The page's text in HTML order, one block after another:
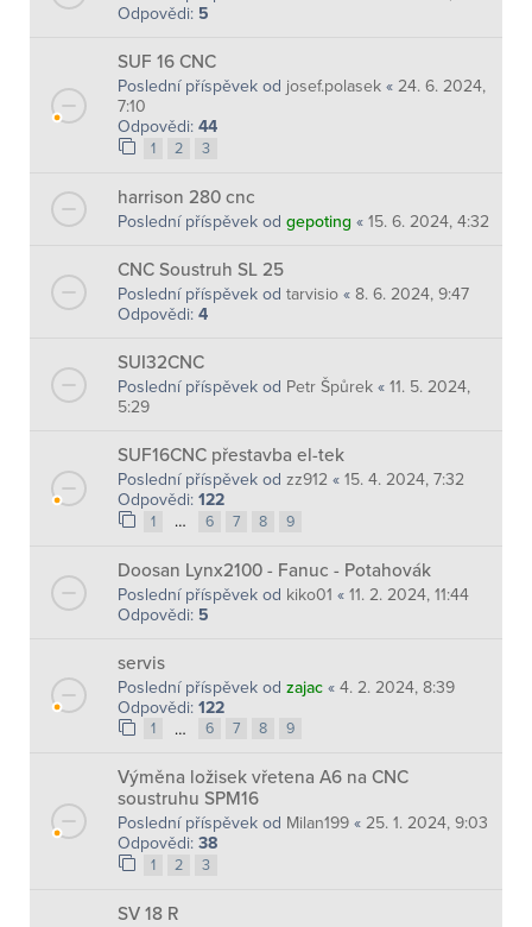
Odpovědi: 5
SUF 16 CNC
Poslední příspěvek od josef.polasek « 24. 6. 2024,
7:10
Odpovědi: 44
1 2 3
harrison 280 cnc
Poslední příspěvek od gepoting « 15. 6. 2024, 4:32
CNC Soustruh SL 25
Poslední příspěvek od tarvisio « 8. 6. 2024, 9:47
Odpovědi: 4
SUI32CNC
Poslední příspěvek od Petr Špůrek « 11. 5. 2024,
5:29
SUF16CNC přestavba el-tek
Poslední příspěvek od zz912 « 15. 4. 2024, 7:32
Odpovědi: 122
1 … 6 7 8 9
Doosan Lynx2100 - Fanuc - Potahovák
Poslední příspěvek od kiko01 « 11. 2. 2024, 11:44
Odpovědi: 5
servis
Poslední příspěvek od zajac « 4. 2. 2024, 8:39
Odpovědi: 122
1 … 6 7 8 9
Výměna ložisek vřetena A6 na CNC
soustruhu SPM16
Poslední příspěvek od Milan199 « 25. 1. 2024, 9:03
Odpovědi: 38
1 2 3
SV 18 R